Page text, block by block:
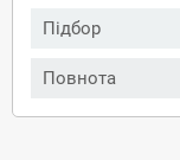
Підбор
Повнота